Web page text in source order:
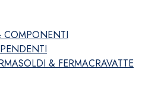
COMPONENTI
& FERMACRAVATTE